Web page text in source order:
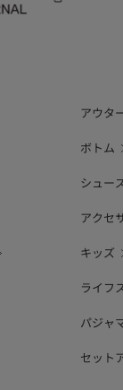
アウタ
ボトム
シュー
アクセ
キッズ
ライフ
パジャ
セット